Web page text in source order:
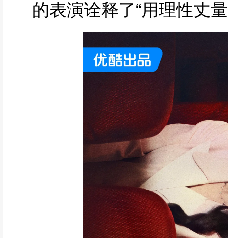
的表演诠释了“用理性丈